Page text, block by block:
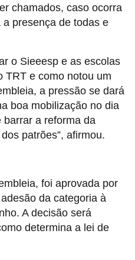
chamados, caso ocorra
presença de todas e
o Sieeesp e as escolas
TRT e como notou um
a pressão se dará
boa mobilização no dia
barrar a reforma da
patrões”, afirmou.
foi aprovada por
da categoria à
A decisão será
determina a lei de